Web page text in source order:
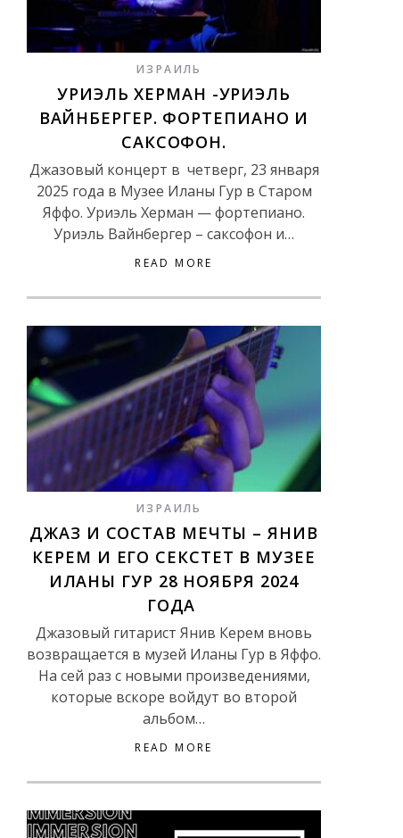
ИЗРАИЛЬ
УРИЭЛЬ ХЕРМАН -УРИЭЛЬ
ВАЙНБЕРГЕР. ФОРТЕПИАНО И
САКСОФОН.
Джазовый концерт в четверг, 23 января
2025 года в Музее Иланы Гур в Старом
Яффо. Уриэль Херман — фортепиано.
Уриэль Вайнбергер – саксофон и…
READ MORE
ИЗРАИЛЬ
ДЖАЗ И СОСТАВ МЕЧТЫ – ЯНИВ
КЕРЕМ И ЕГО СЕКСТЕТ В МУЗЕЕ
ИЛАНЫ ГУР 28 НОЯБРЯ 2024
ГОДА
Джазовый гитарист Янив Керем вновь
возвращается в музей Иланы Гур в Яффо.
На сей раз с новыми произведениями,
которые вскоре войдут во второй
альбом…
READ MORE